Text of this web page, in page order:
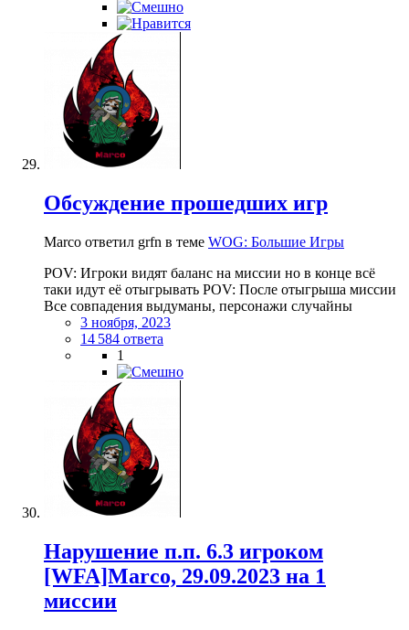
Обсуждение прошедших игр
Marco ответил grfn в теме WOG: Большие Игры
POV: Игроки видят баланс на миссии но в конце всё
таки идут её отыгрывать POV: После отыгрыша миссии
Все совпадения выдуманы, персонажи случайны
3 ноября, 2023
14 584 ответа
1
Нарушение п.п. 6.3 игроком
[WFA]Marco, 29.09.2023 на 1
миссии